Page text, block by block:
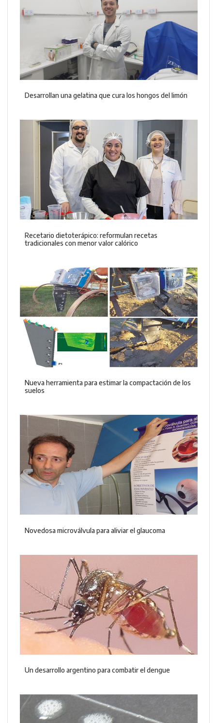
Desarrollan una gelatina que cura los hongos del limón
Recetario dietoterápico: reformulan recetas
tradicionales con menor valor calórico
Nueva herramienta para estimar la compactación de los
suelos
Novedosa microválvula para aliviar el glaucoma
Un desarrollo argentino para combatir el dengue